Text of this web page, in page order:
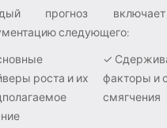
прогноз
следующего:
роста и их
✓
факторы и
смягчения